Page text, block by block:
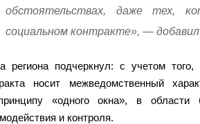
обстоятельствах, даже тех,
социальном контракте», —
региона подчеркнул: с учетом того,
носит межведомственный
«одного окна», в области
и контроля.